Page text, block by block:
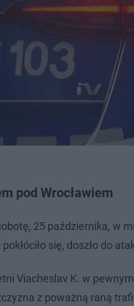
pod Wrocławiem
25 października, w
się, doszło do
Viacheslav K. w
z poważną raną